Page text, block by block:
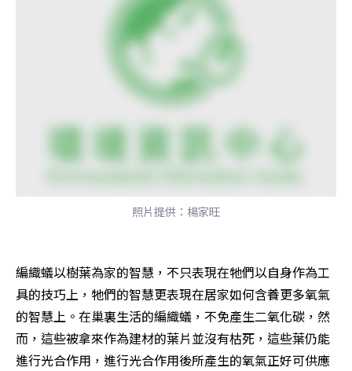
照片提供：楊家旺
編織蟻以樹葉為家的智慧，不只表現在牠們以自身作為工
具的技巧上，牠們的智慧更表現在居家如何含養更多氧氣
的智慧上。在巢裏生活的編織蟻，不免產生二氧化碳，然
而，這些被拿來作為建材的葉片並沒有枯死，這些葉仍能
進行光合作用，進行光合作用後所產生的氧氣正好可供應